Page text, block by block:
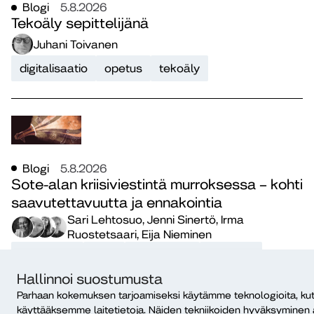
Hallinnoi suostumusta
Parhaan kokemuksen tarjoamiseksi käytämme teknologioita,
käyttääksemme laitetietoja. Näiden tekniikoiden
Blogi 5.8.2026
Tekoäly sepittelijänä
Juhani Toivanen
digitalisaatio
opetus tekoäly
Blogi 5.8.2026
Sote-alan kriisiviestintä murroksessa – kohti
saavutettavuutta ja ennakointia
Sari Lehtosuo, Jenni Sinertö, Irma
Ruostetsaari, Eija Nieminen